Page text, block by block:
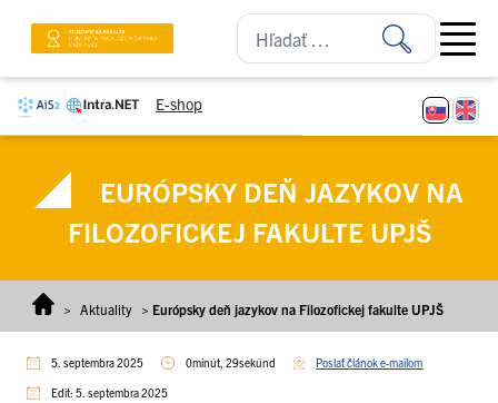
E-shop
Open
EURÓPSKY DEŇ JAZYKOV NA
FILOZOFICKEJ FAKULTE UPJŠ
> Aktuality > Európsky deň jazykov na Filozofickej fakulte UPJŠ
5. septembra 2025 0minút, 29sekúnd Poslať článok e-mailom
Edit: 5. septembra 2025